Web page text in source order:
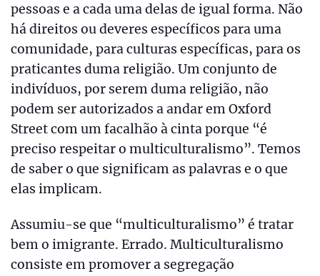
pessoas e a cada uma delas de igual forma. Não
há direitos ou deveres específicos para uma
comunidade, para culturas específicas, para os
praticantes duma religião. Um conjunto de
indivíduos, por serem duma religião, não
podem ser autorizados a andar em Oxford
Street com um facalhão à cinta porque “é
preciso respeitar o multiculturalismo”. Temos
de saber o que significam as palavras e o que
elas implicam.
Assumiu-se que “multiculturalismo” é tratar
bem o imigrante. Errado. Multiculturalismo
consiste em promover a segregação